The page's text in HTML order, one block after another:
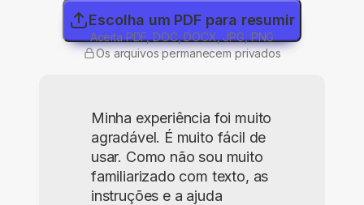
Escolha um PDF para resumir
Aceita PDF, DOC, DOCX, JPG, PNG
Os arquivos permanecem privados
Minha experiência foi muito
agradável. É muito fácil de
usar. Como não sou muito
familiarizado com texto, as
instruções e a ajuda